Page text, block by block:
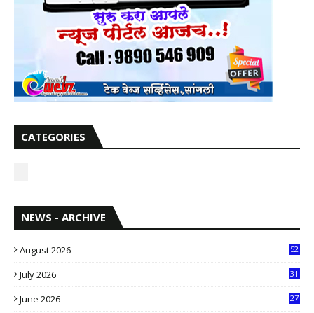
CATEGORIES
NEWS - ARCHIVE
August 2026 52
July 2026
31
June 2026
27